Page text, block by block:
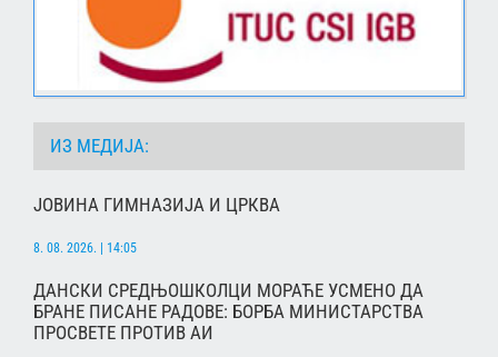
ИЗ МЕДИЈА:
ЈОВИНА ГИМНАЗИЈА И ЦРКВА
8. 08. 2026. | 14:05
ДАНСКИ СРЕДЊОШКОЛЦИ МОРАЋЕ УСМЕНО ДА
БРАНЕ ПИСАНЕ РАДОВЕ: БОРБА МИНИСТАРСТВА
ПРОСВЕТЕ ПРОТИВ АИ